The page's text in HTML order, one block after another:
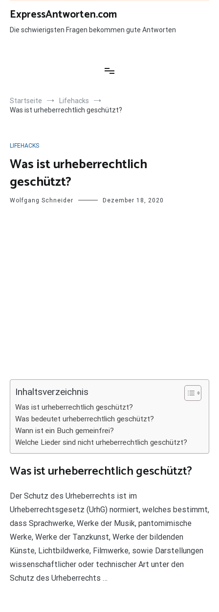
Zum
Inhalt
springen
ExpressAntworten.com
Die schwierigsten Fragen bekommen gute Antworten
Startseite
Lifehacks
Was ist urheberrechtlich geschützt?
LIFEHACKS
Was ist urheberrechtlich
geschützt?
Wolfgang Schneider Dezember 18, 2020
Inhaltsverzeichnis
Was ist urheberrechtlich geschützt?
Was bedeutet urheberrechtlich geschützt?
Wann ist ein Buch gemeinfrei?
Welche Lieder sind nicht urheberrechtlich geschützt?
Was ist urheberrechtlich geschützt?
Der Schutz des Urheberrechts ist im
Urheberrechtsgesetz (UrhG) normiert, welches bestimmt,
dass Sprachwerke, Werke der Musik, pantomimische
Werke, Werke der Tanzkunst, Werke der bildenden
Künste, Lichtbildwerke, Filmwerke, sowie Darstellungen
wissenschaftlicher oder technischer Art unter den
Schutz des Urheberrechts …